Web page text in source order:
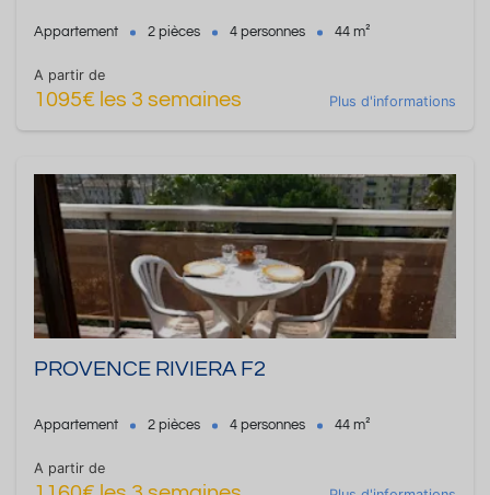
Appartement 2 pièces 4 personnes 44 m²
A partir de
1095€ les 3 semaines Plus d'informations
PROVENCE RIVIERA F2
Appartement 2 pièces 4 personnes 44 m²
A partir de